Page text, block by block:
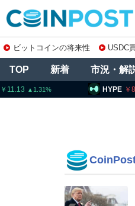
ビットコインの将来性 USDC
TOP 新着 市況・解
HYPE 8,578.00 2.68